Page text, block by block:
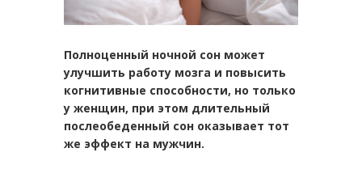
Полноценный ночной сон может
улучшить работу мозга и повысить
когнитивные способности, но только
у женщин, при этом длительный
послеобеденный сон оказывает тот
же эффект на мужчин.